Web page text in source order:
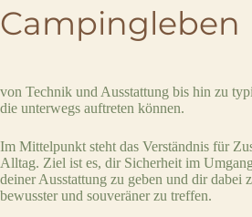
Campingleben
von Technik und Ausstattung bis hin zu
die unterwegs auftreten können.
Im Mittelpunkt steht das Verständnis für
Alltag. Ziel ist es, dir Sicherheit im
deiner Ausstattung zu geben und dir dabei
bewusster und souveräner zu treffen.